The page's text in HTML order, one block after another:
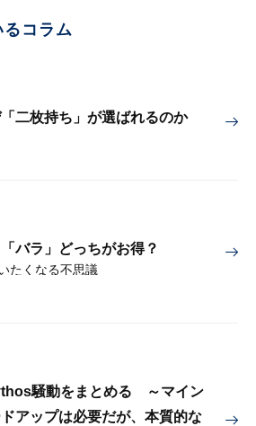
コラム
二枚持ち」が選ばれるのか
バラ」どっちがお得？
たくなる不思議
騒動をまとめる ～マイン
アップは必要だが、本質的な